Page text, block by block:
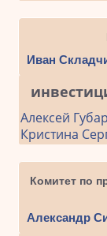
Иван
Алексей
Кристина
Комитет по
Александр